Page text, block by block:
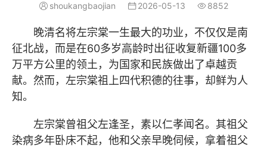
 shoukangbaojian  2026-05-13  8852
晚清名将左宗棠一生最大的功业，不仅仅是南
征北战，而是在60多岁高龄时出征收复新疆100多
万平方公里的领土，为国家和民族做出了卓越贡
献。然而，左宗棠祖上四代积德的往事，却鲜为人
知。
左宗棠曾祖父左逢圣，素以仁孝闻名。其祖父
染病多年卧床不起，他和父亲早晚伺候，拿着祖父